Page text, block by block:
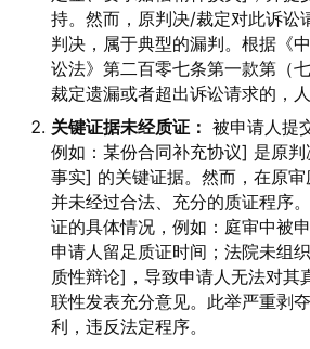
持。然而，原判决/裁定对此诉讼
判决，属于典型的漏判。根据《
讼法》第二百零七条第一款第（
裁定遗漏或者超出诉讼请求的，
关键证据未经质证： 被申请人提
例如：某份合同补充协议] 是原
事实] 的关键证据。然而，在原
并未经过合法、充分的质证程序
证的具体情况，例如：庭审中被
申请人留足质证时间；法院未组
质性辩论]，导致申请人无法对其
联性发表充分意见。此举严重剥
利，违反法定程序。